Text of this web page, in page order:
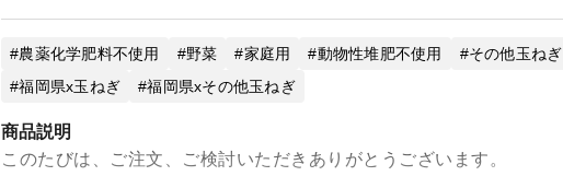
農薬化学肥料不使用 野菜 家庭用 動物性堆肥不使用 その他玉ねぎ
福岡県x玉ねぎ
福岡県xその他玉ねぎ
商品説明
このたびは、ご注文、ご検討いただきありがとうございます。